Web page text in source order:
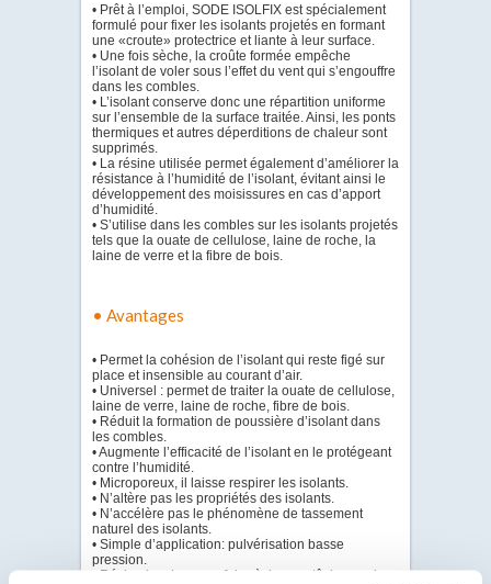
• Prêt à l’emploi, SODE ISOLFIX est spécialement
formulé pour fixer les isolants projetés en formant
une «croute» protectrice et liante à leur surface.
• Une fois sèche, la croûte formée empêche
l’isolant de voler sous l’effet du vent qui s’engouffre
dans les combles.
• L’isolant conserve donc une répartition uniforme
sur l’ensemble de la surface traitée. Ainsi, les ponts
thermiques et autres déperditions de chaleur sont
supprimés.
• La résine utilisée permet également d’améliorer la
résistance à l’humidité de l’isolant, évitant ainsi le
développement des moisissures en cas d’apport
d’humidité.
• S’utilise dans les combles sur les isolants projetés
tels que la ouate de cellulose, laine de roche, la
laine de verre et la fibre de bois.
• Avantages
• Permet la cohésion de l’isolant qui reste figé sur
place et insensible au courant d’air.
• Universel : permet de traiter la ouate de cellulose,
laine de verre, laine de roche, fibre de bois.
• Réduit la formation de poussière d’isolant dans
les combles.
• Augmente l’efficacité de l’isolant en le protégeant
contre l’humidité.
• Microporeux, il laisse respirer les isolants.
• N’altère pas les propriétés des isolants.
• N’accélère pas le phénomène de tassement
naturel des isolants.
• Simple d’application: pulvérisation basse
pression.
• Résine incolore une fois sèche : ne tâche pas les